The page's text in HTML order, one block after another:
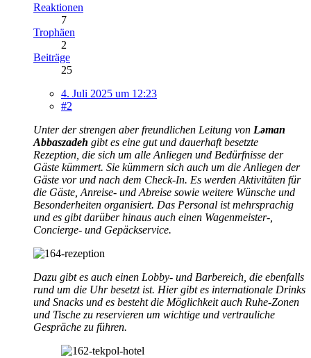
Reaktionen
7
Trophäen
2
Beiträge
25
4. Juli 2025 um 12:23
#2
Unter der strengen aber freundlichen Leitung von Ləman
Abbaszadeh gibt es eine gut und dauerhaft besetzte
Rezeption, die sich um alle Anliegen und Bedürfnisse der
Gäste kümmert. Sie kümmern sich auch um die Anliegen der
Gäste vor und nach dem Check-In. Es werden Aktivitäten für
die Gäste, Anreise- und Abreise sowie weitere Wünsche und
Besonderheiten organisiert. Das Personal ist mehrsprachig
und es gibt darüber hinaus auch einen Wagenmeister-,
Concierge- und Gepäckservice.
Dazu gibt es auch einen Lobby- und Barbereich, die ebenfalls
rund um die Uhr besetzt ist. Hier gibt es internationale Drinks
und Snacks und es besteht die Möglichkeit auch Ruhe-Zonen
und Tische zu reservieren um wichtige und vertrauliche
Gespräche zu führen.